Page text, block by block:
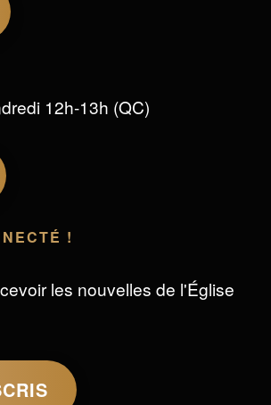
12h-13h (QC)
!
les nouvelles de l'Église